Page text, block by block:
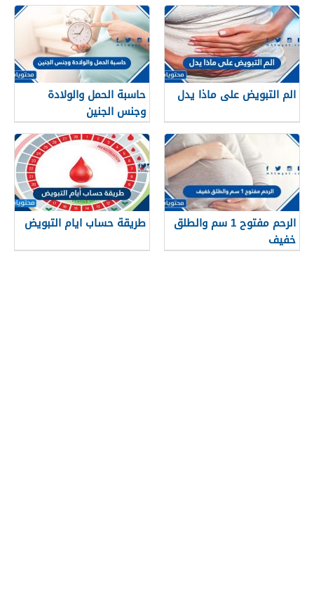
المعدة
الم التبويض على ماذا يدل
حاسبة الحمل والولادة
وجنس الجنين
الرحم مفتوح 1 سم والطلق
خفيف
طريقة حساب ايام التبويض